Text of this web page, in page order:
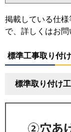
掲載している仕
で、詳しくはお問
標準工事取り付
標準取り付け